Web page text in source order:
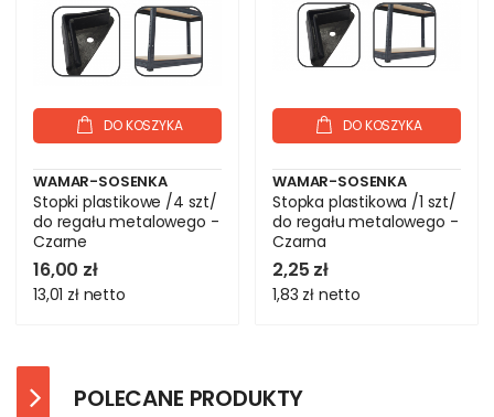
DO KOSZYKA
WAMAR-SOSENKA
Stopki plastikowe /4 szt/
do regału metalowego -
Czarne
16,00 zł
13,01 zł netto
DO KOSZYKA
WAMAR-SOSENKA
Stopka plastikowa /1 szt/
do regału metalowego -
Czarna
2,25 zł
1,83 zł netto
POLECANE PRODUKTY